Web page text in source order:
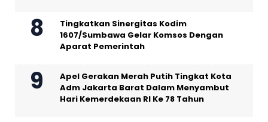
Tingkatkan Sinergitas Kodim
1607/Sumbawa Gelar Komsos Dengan
Aparat Pemerintah
Apel Gerakan Merah Putih Tingkat Kota
Adm Jakarta Barat Dalam Menyambut
Hari Kemerdekaan RI Ke 78 Tahun